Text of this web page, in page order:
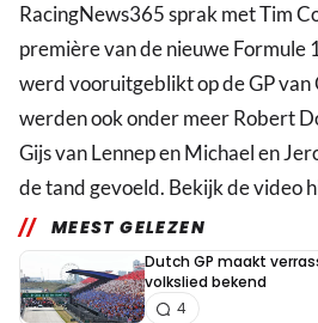
RacingNews365 sprak met Tim
première van de nieuwe Formule
werd vooruitgeblikt op de GP
werden ook onder meer Robert
Gijs van Lennep en Michael en
de tand gevoeld. Bekijk de video
MEEST GELEZEN
Dutch GP maakt
volkslied bekend
4